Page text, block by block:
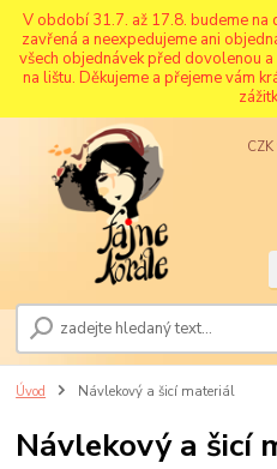
V období 31.7. až 17.8. budeme
zavřená a neexpedujeme ani
všech objednávek před dovolenou
na lištu. Děkujeme a přejeme vám
CZK
Úvod Návlekový a šicí materiál
Návlekový a šicí